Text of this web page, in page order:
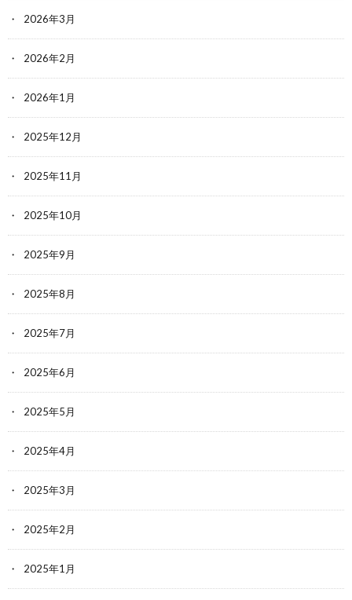
2026年3月
2026年2月
2026年1月
2025年12月
2025年11月
2025年10月
2025年9月
2025年8月
2025年7月
2025年6月
2025年5月
2025年4月
2025年3月
2025年2月
2025年1月